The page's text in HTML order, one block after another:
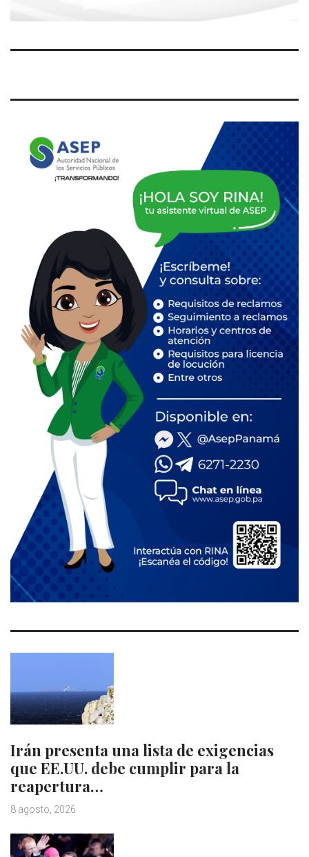
Irán presenta una lista de exigencias
que EE.UU. debe cumplir para la
reapertura…
8 agosto, 2026